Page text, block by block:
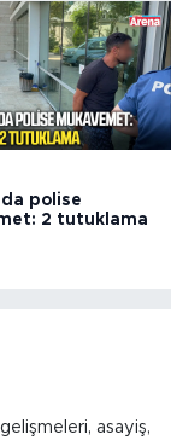
polise
2 tutuklama
asayiş,